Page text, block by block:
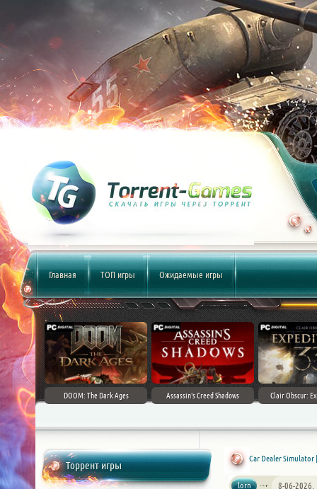
Главная ТОП игры Ожидаемые игры
DOOM: The Dark Ages Assassin's Creed Shadows Clair Obscur:
Торрент игры
Car Dealer Simulator
lorn 8-06-2026,